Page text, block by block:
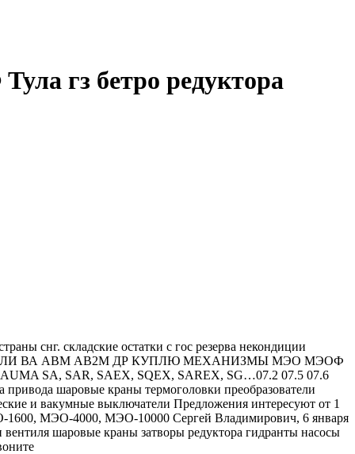
гз бетро редуктора
снг. складские остатки с гос резерва некондиции
ВА АВМ АВ2М ДР КУПЛЮ МЕХАНИЗМЫ МЭО МЭОФ
SAR, SAEX, SQEX, SAREX, SG…07.2 07.5 07.6
шаровые краны термоголовки преобразователи
и вакумные выключатели Предложения интересуют от 1
МЭО-4000, МЭО-10000 Сергей Владимирович, 6 января
шаровые краны затворы редуктора гидранты насосы